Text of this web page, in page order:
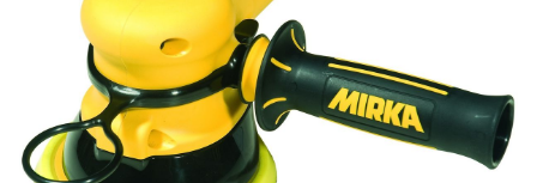
Voor 23:59 uur besteld, maandag bezorgd
Gratis bezorgdvanaf € 50,-
100 dagen retourneren en ruilen
Klantbeoordeling:9,5/10 (34.283 reviews)